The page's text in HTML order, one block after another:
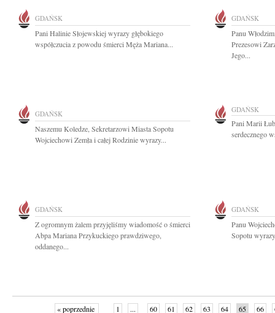
GDAŃSK
Pani Halinie Słojewskiej wyrazy głębokiego
współczucia z powodu śmierci Męża Mariana...
GDAŃSK
Panu
Prezesowi
Jego...
GDAŃSK
Naszemu Koledze, Sekretarzowi Miasta Sopotu
Wojciechowi Zemła i całej Rodzinie wyrazy...
GDAŃSK
Pani Marii
serdecznego
GDAŃSK
Z ogromnym żalem przyjęliśmy wiadomość o śmierci
Abpa Mariana Przykuckiego prawdziwego,
oddanego...
GDAŃSK
Panu
Sopotu
« poprzednie 1 ... 60 61 62 63 64 65 66